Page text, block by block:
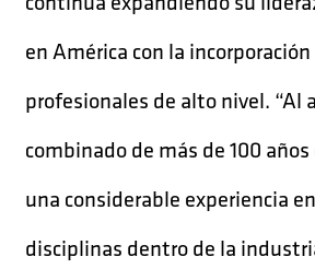
en América con la
profesionales de alto nivel. “Al
combinado de más de 100
una considerable experiencia
disciplinas dentro de la